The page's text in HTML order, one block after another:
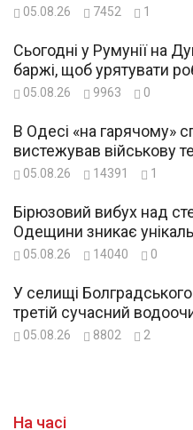
05.08.26 7452 1
Сьогодні у Румунії на
баржі, щоб урятувати
05.08.26 9963 0
В Одесі «на гарячому»
вистежував військову
05.08.26 14391 1
Бірюзовий вибух над
Одещини зникає
05.08.26 14040 0
У селищі
третій сучасний
05.08.26 8802 2
На часі